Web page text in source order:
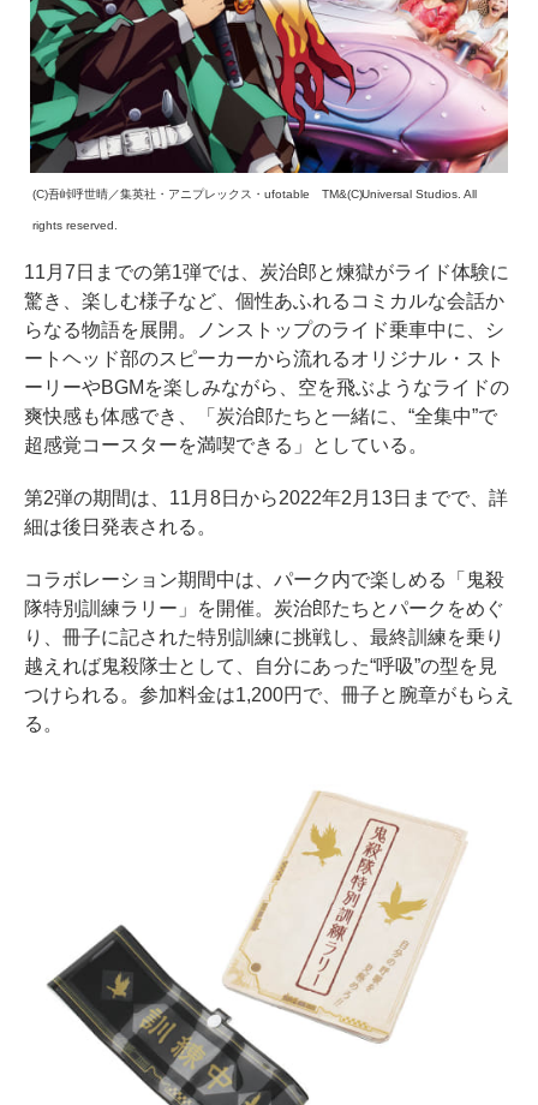
(C)吾峠呼世晴／集英社・アニプレックス・ufotable TM&(C)Universal Studios. All
rights reserved.
11月7日までの第1弾では、炭治郎と煉獄がライド体験に
驚き、楽しむ様子など、個性あふれるコミカルな会話か
らなる物語を展開。ノンストップのライド乗車中に、シ
ートヘッド部のスピーカーから流れるオリジナル・スト
ーリーやBGMを楽しみながら、空を飛ぶようなライドの
爽快感も体感でき、「炭治郎たちと一緒に、“全集中”で
超感覚コースターを満喫できる」としている。
第2弾の期間は、11月8日から2022年2月13日までで、詳
細は後日発表される。
コラボレーション期間中は、パーク内で楽しめる「鬼殺
隊特別訓練ラリー」を開催。炭治郎たちとパークをめぐ
り、冊子に記された特別訓練に挑戦し、最終訓練を乗り
越えれば鬼殺隊士として、自分にあった“呼吸”の型を見
つけられる。参加料金は1,200円で、冊子と腕章がもらえ
る。